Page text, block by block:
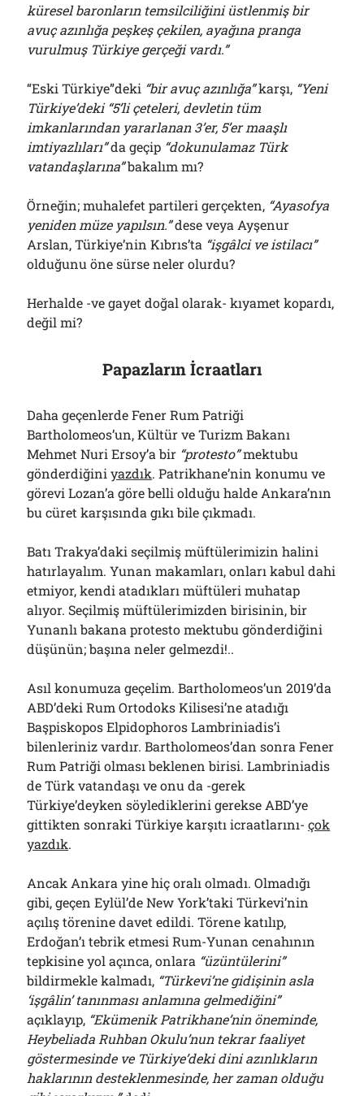
küresel baronların temsilciliğini üstlenmiş bir
avuç azınlığa peşkeş çekilen, ayağına pranga
vurulmuş Türkiye gerçeği vardı.”
“Eski Türkiye”deki “bir avuç azınlığa”karşı, “Yeni
Türkiye’deki “5’li çeteleri, devletin tüm
imkanlarından yararlanan 3’er, 5’er maaşlı
imtiyazlıları”da geçip “dokunulamaz Türk
vatandaşlarına”bakalım mı?
Örneğin; muhalefet partileri gerçekten, “Ayasofya
yeniden müze yapılsın.”dese veya Ayşenur
Arslan, Türkiye’nin Kıbrıs’ta “işgâlci ve istilacı”
olduğunu öne sürse neler olurdu?
Herhalde -ve gayet doğal olarak- kıyamet kopardı,
değil mi?
Papazların İcraatları
Daha geçenlerde Fener Rum Patriği
Bartholomeos’un, Kültür ve Turizm Bakanı
Mehmet Nuri Ersoy’a bir “protesto”mektubu
gönderdiğiniyazdık. Patrikhane’nin konumu ve
görevi Lozan’a göre belli olduğu halde Ankara’nın
bu cüret karşısında gıkı bile çıkmadı.
Batı Trakya’daki seçilmiş müftülerimizin halini
hatırlayalım. Yunan makamları, onları kabul dahi
etmiyor, kendi atadıkları müftüleri muhatap
alıyor. Seçilmiş müftülerimizden birisinin, bir
Yunanlı bakana protesto mektubu gönderdiğini
düşünün; başına neler gelmezdi!..
Asıl konumuza geçelim. Bartholomeos’un 2019’da
ABD’deki Rum Ortodoks Kilisesi’ne atadığı
Başpiskopos Elpidophoros Lambriniadis’i
bilenleriniz vardır. Bartholomeos’dan sonra Fener
Rum Patriği olması beklenen birisi. Lambriniadis
de Türk vatandaşı ve onu da -gerek
Türkiye’deyken söylediklerini gerekse ABD’ye
gittikten sonraki Türkiye karşıtı icraatlarını-çok
yazdık.
Ancak Ankara yine hiç oralı olmadı. Olmadığı
gibi, geçen Eylül’de New York’taki Türkevi’nin
açılış törenine davet edildi. Törene katılıp,
Erdoğan’ı tebrik etmesi Rum-Yunan cenahının
tepkisine yol açınca, onlara “üzüntülerini”
bildirmekle kalmadı, “Türkevi’ne gidişinin asla
‘işgâlin’ tanınması anlamına gelmediğini”
açıklayıp, “Ekümenik Patrikhane’nin öneminde,
Heybeliada Ruhban Okulu’nun tekrar faaliyet
göstermesinde ve Türkiye’deki dini azınlıkların
haklarının desteklenmesinde, her zaman olduğu